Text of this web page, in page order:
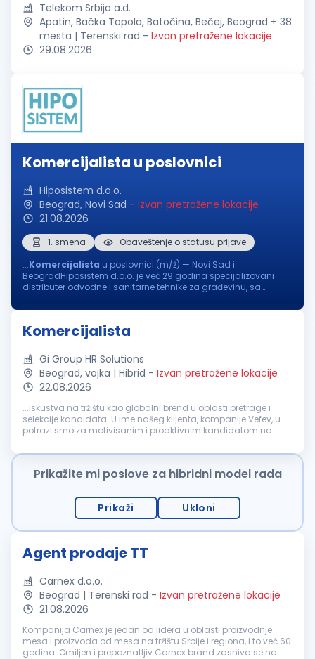
Telekom Srbija a.d.
Apatin, Bačka Topola, Batočina, Bečej, Beograd + 38
mesta | Terenski rad - Izvan pretražene lokacije
29.08.2026
Komercijalista u poslovnici
Hiposistem d.o.o.
Beograd, Novi Sad - Izvan pretražene lokacije
21.08.2026
1. smena
Obaveštenje o statusu prijave
...Komercijalista u poslovnici (m/ž) — Novi Sad i
BeogradHiposistem d.o.o. je već 29 godina specijalizovani
distributer odvodne i sanitarne tehnike za građevinu, sa
partnerstvom sa renomiranim...
Komercijalista
Gi Group HR Solutions
Beograd, vojka | Hibrid - Izvan pretražene lokacije
22.08.2026
...iskustva na tržištu kao globalni brend u oblasti pretrage i
selekcije kandidata. U ime našeg klijenta, kompanije Vefev, u
potrazi smo za motivisanim i proaktivnim kandidatom na
pronalaženje...
Prikažite mi poslove za hibridni model rada
Prikaži Ukloni
Agent prodaje TT
Carnex d.o.o.
Beograd | Terenski rad - Izvan pretražene lokacije
21.08.2026
Kompanija Carnex je jedan od lidera u oblasti proizvodnje
mesa i proizvoda od mesa na tržištu Srbije i regiona, i to već 60
godina. Omiljen i prepoznatljiv Carnex brand zasniva se na